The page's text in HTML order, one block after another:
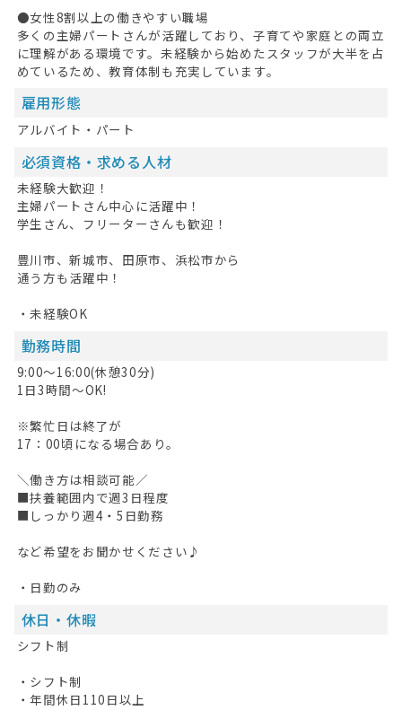
無料会員登録
ログイン
キープした求人
最近見た求人
お問い合わせ
掲載希望の方へ
●女性8割以上の働きやすい職場
多くの主婦パートさんが活躍しており、子育てや家庭との両立
に理解がある環境です。未経験から始めたスタッフが大半を占
めているため、教育体制も充実しています。
雇用形態
アルバイト・パート
必須資格・求める人材
未経験大歓迎！
主婦パートさん中心に活躍中！
学生さん、フリーターさんも歓迎！
豊川市、新城市、田原市、浜松市から
通う方も活躍中！
・未経験OK
勤務時間
9:00～16:00(休憩30分)
1日3時間～OK!
※繁忙日は終了が
17：00頃になる場合あり。
＼働き方は相談可能／
■扶養範囲内で週3日程度
■しっかり週4・5日勤務
など希望をお聞かせください♪
・日勤のみ
休日・休暇
シフト制
・シフト制
・年間休日110日以上